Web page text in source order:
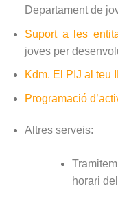
Departament de
Suport a les
joves per
Kdm. El PIJ al teu
Programació
Altres serveis:
horari